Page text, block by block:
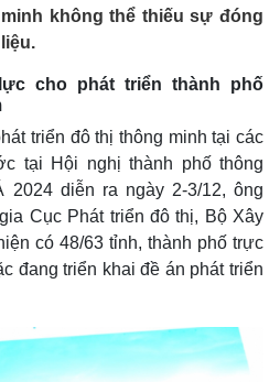
không thể thiếu sự đóng
cho phát triển thành phố
triển đô thị thông minh tại các
tại Hội nghị thành phố thông
2024 diễn ra ngày 2-3/12, ông
Cục Phát triển đô thị, Bộ Xây
có 48/63 tỉnh, thành phố trực
đang triển khai đề án phát triển